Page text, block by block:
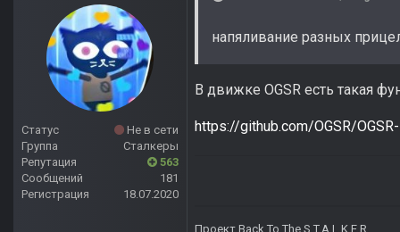
Статус
Не в сети
Группа
Сталкеры
Репутация
563
Сообщений
181
Регистрация
18.07.2020
напяливание разных
В движке OGSR есть такая
https://github.com/OGSR/
Проект Back To The S.T.A.L.K.E.R.